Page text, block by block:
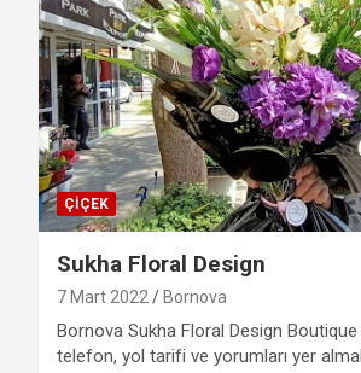
ÇIÇEK
Sukha Floral Design
7 Mart 2022 Bornova
Bornova Sukha Floral Design
telefon, yol tarifi ve yorumları yer